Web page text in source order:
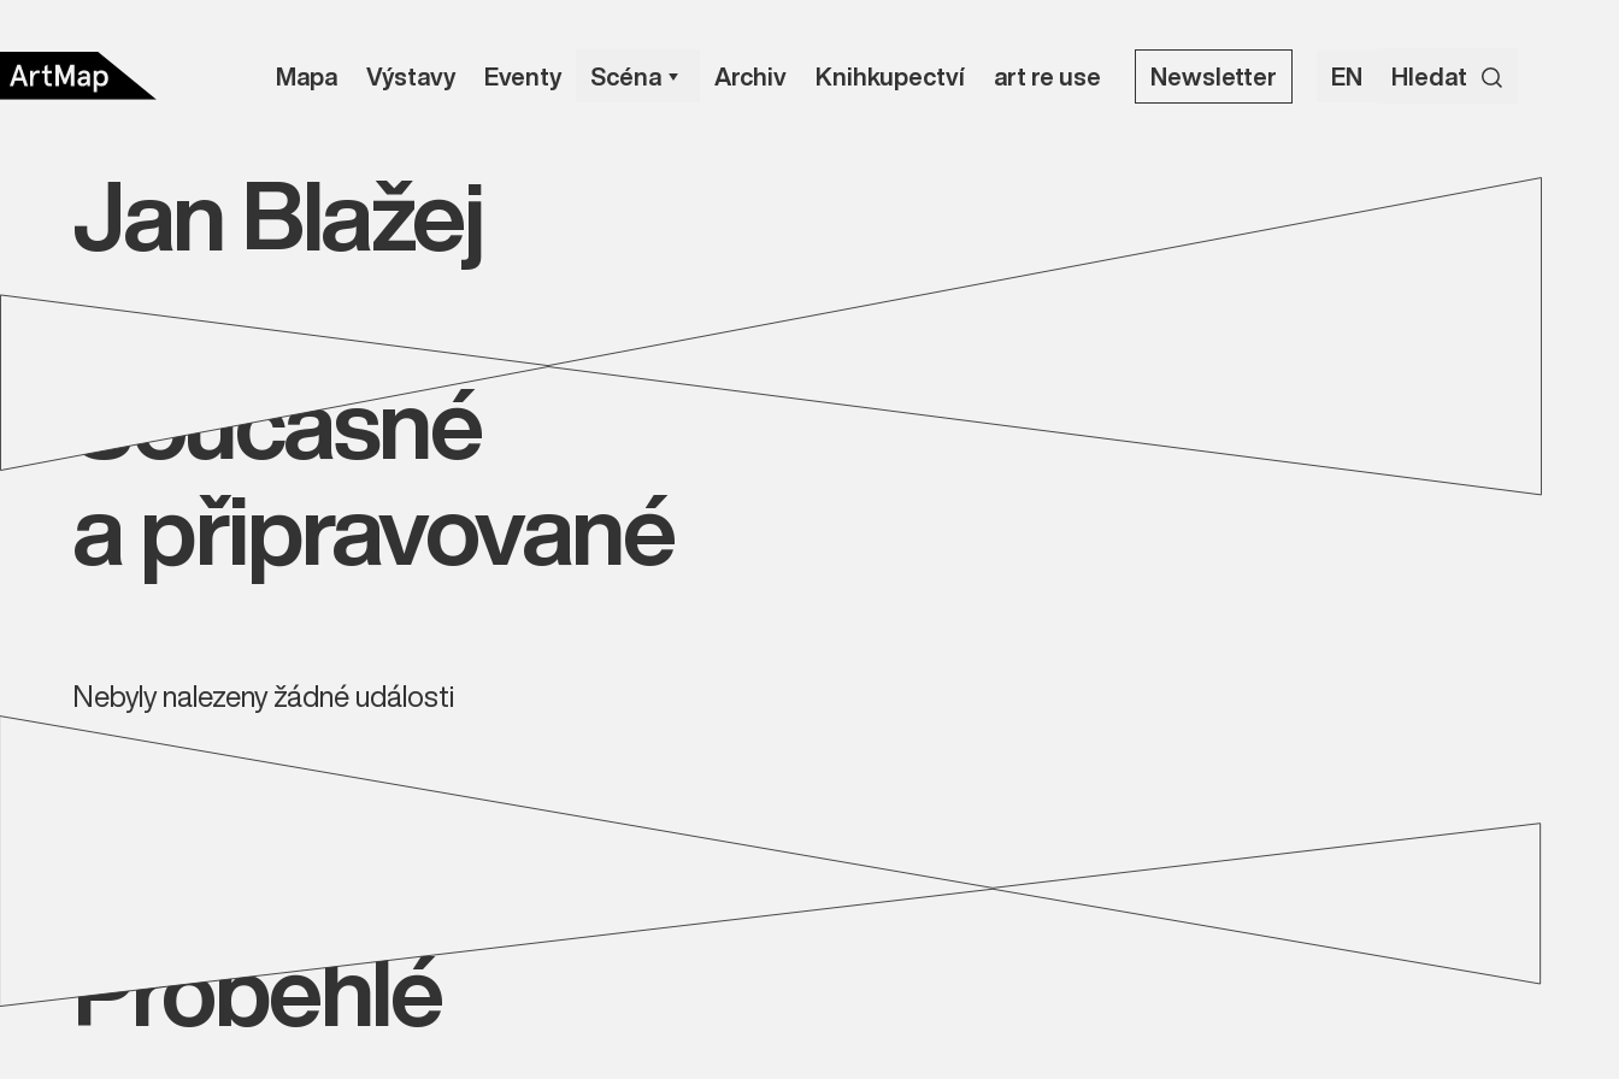
Mapa Výstavy Eventy Scéna Archiv Knihkupectví art re use Newsletter EN Hledat
Jan Blažej
Současné
a připravované
Nebyly nalezeny žádné události
Proběhlé